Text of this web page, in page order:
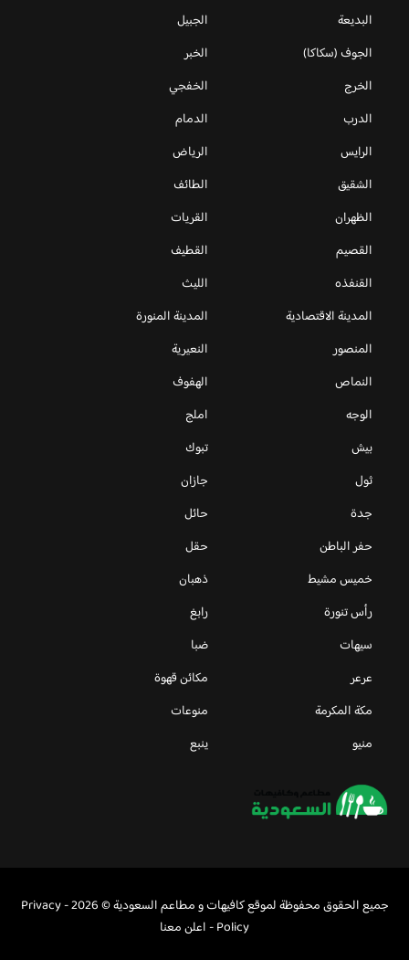
البديعة
الجبيل
الجوف (سكاكا)
الخبر
الخرج
الخفجي
الدرب
الدمام
الرايس
الرياض
الشقيق
الطائف
الظهران
القريات
القصيم
القطيف
القنفذه
الليث
المدينة الاقتصادية
المدينة المنورة
المنصور
النعيرية
النماص
الهفوف
الوجه
املج
بيش
تبوك
ثول
جازان
جدة
حائل
حفر الباطن
حقل
خميس مشيط
ذهبان
رأس تنورة
رابغ
سيهات
ضبا
عرعر
مكائن قهوة
مكة المكرمة
منوعات
منيو
ينبع
جميع الحقوق محفوظة لموقع كافيهات و مطاعم السعودية © 2026 -
Privacy
Policy
-اعلن معنا